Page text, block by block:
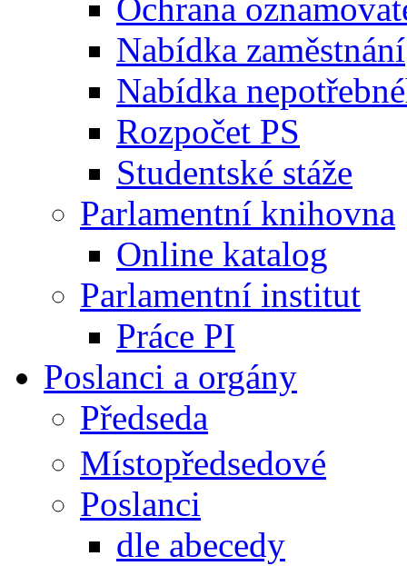
Ochrana
Nabídka zaměstnání
Nabídka
Rozpočet PS
Studentské stáže
Parlamentní knihovna
Online katalog
Parlamentní institut
Práce PI
Poslanci a orgány
Předseda
Místopředsedové
Poslanci
dle abecedy